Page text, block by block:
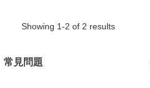
Showing 1-2 of 2 results
常見問題